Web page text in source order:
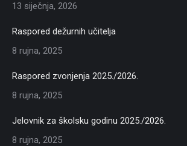
13 siječnja, 2026
Raspored dežurnih učitelja
8 rujna, 2025
Raspored zvonjenja 2025./2026.
8 rujna, 2025
Jelovnik za školsku godinu 2025./2026.
8 rujna, 2025